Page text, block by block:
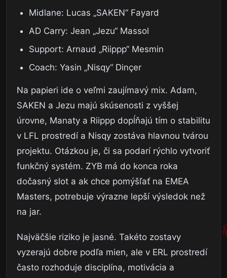
Midlane: Lucas „SAKEN“ Fayard
AD Carry: Jean „Jezu“ Massol
Support: Arnaud „Riippp“ Mesmin
Coach: Yasin „Nisqy“ Dinçer
Na papieri ide o veľmi zaujímavý mix. Adam,
SAKEN a Jezu majú skúsenosti z vyššej
úrovne, Manaty a Riippp dopĺňajú tím o stabilitu
v LFL prostredí a Nisqy zostáva hlavnou tvárou
projektu. Otázkou je, či sa podarí rýchlo vytvoriť
funkčný systém. ZYB má do konca roka
dočasný slot a ak chce pomýšľať na EMEA
Masters, potrebuje výrazne lepší výsledok než
na jar.
Najväčšie riziko je jasné. Takéto zostavy
vyzerajú dobre podľa mien, ale v ERL prostredí
často rozhoduje disciplína, motivácia a